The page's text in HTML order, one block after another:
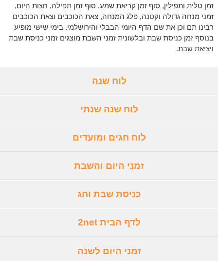
זמן טלית ותפילין, סוף זמן קריאת שמע, סוף זמן תפילה, חצות היום,
זמני מנחה גדולה וקטנה, פלג המנחה, צאת הכוכבים וצאת הכוכבים
רבינו תם וכן את שם הדף היומי הבבלי והירושלמי. בימי שישי מופיע
בנוסף זמן כניסת שבת ובלשונית זמני השבת מוצגים זמני כניסת שבת
ויציאת שבת.
לוח שנה
לוח שנה שנתי
לוח חגים ומועדים
זמני היום והשבת
כניסת שבת וחג
לדף הבית 2net
זמני היום לשנה